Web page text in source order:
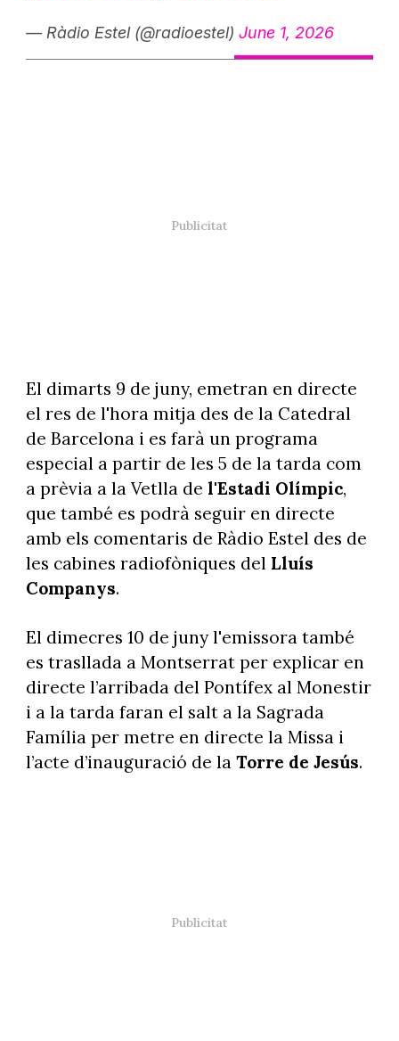
— Ràdio Estel (@radioestel) June 1, 2026
El dimarts 9 de juny, emetran en directe
el res de l'hora mitja des de la Catedral
de Barcelona i es farà un programa
especial a partir de les 5 de la tarda com
a prèvia a la Vetlla de l'Estadi Olímpic,
que també es podrà seguir en directe
amb els comentaris de Ràdio Estel des de
les cabines radiofòniques del Lluís
Companys.
El dimecres 10 de juny l'emissora també
es trasllada a Montserrat per explicar en
directe l’arribada del Pontífex al Monestir
i a la tarda faran el salt a la Sagrada
Família per metre en directe la Missa i
l’acte d’inauguració de la Torre de Jesús.